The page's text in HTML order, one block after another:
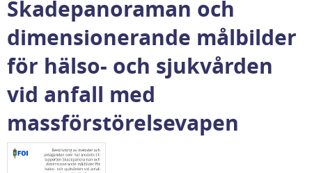
Skadepanoraman och
dimensionerande målbilder
för hälso- och sjukvården
vid anfall med
massförstörelsevapen